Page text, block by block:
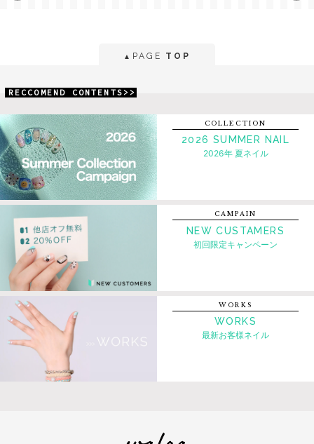
▲ PAGE TOP
RECCOMEND CONTENTS>>
COLLECTION
2026 SUMMER NAIL
2026年 夏ネイル
CAMPAIN
NEW CUSTAMERS
初回限定キャンペーン
WORKS
WORKS
最新お客様ネイル